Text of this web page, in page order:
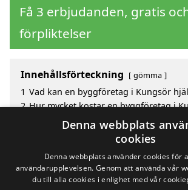
Få 3 erbjudanden, gratis
förpliktelser
Innehållsförteckning gömma
1 Vad kan en byggföretag i Kungsör
2 Hur mycket kostar en byggföretag i
Fördelar med att välja byggföretag i
Sök efter en skicklig byggföretag i de
städerna kring Kungsör
Denna webbplats
cookies
Denna webbplats använder cookies för
användarupplevelsen. Genom att använda vår
du till alla cookies i enlighet med vår